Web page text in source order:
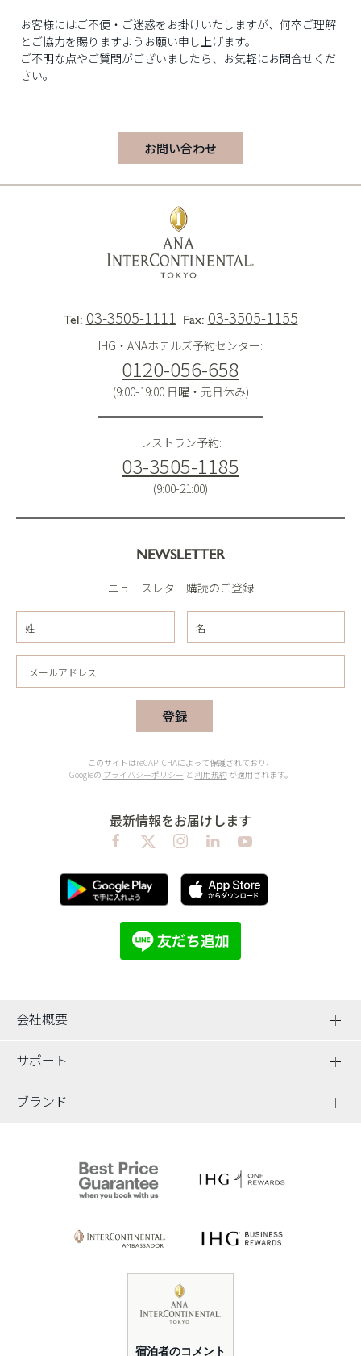
お客様にはご不便・ご迷惑をお掛けいたしますが、何卒ご理解
とご協力を賜りますようお願い申し上げます。
ご不明な点やご質問がございましたら、お気軽にお問合せくだ
さい。
お問い合わせ
Tel: 03-3505-1111 Fax: 03-3505-1155
IHG・ANAホテルズ予約センター:
0120-056-658
(9:00-19:00 日曜・元日休み)
レストラン予約:
03-3505-1185
(9:00-21:00)
NEWSLETTER
ニュースレター購読のご登録
登録
このサイトはreCAPTCHAによって保護されており、
Googleの プライバシーポリシー と 利用規約が適用されます。
最新情報をお届けします
会社概要
サポート
ブランド
宿泊者のコメント